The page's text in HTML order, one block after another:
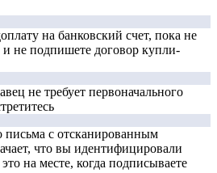
на банковский счет, пока не
и не подпишете договор купли-
не требует первоначального
письма с отсканированным
что вы идентифицировали
на месте, когда подписываете